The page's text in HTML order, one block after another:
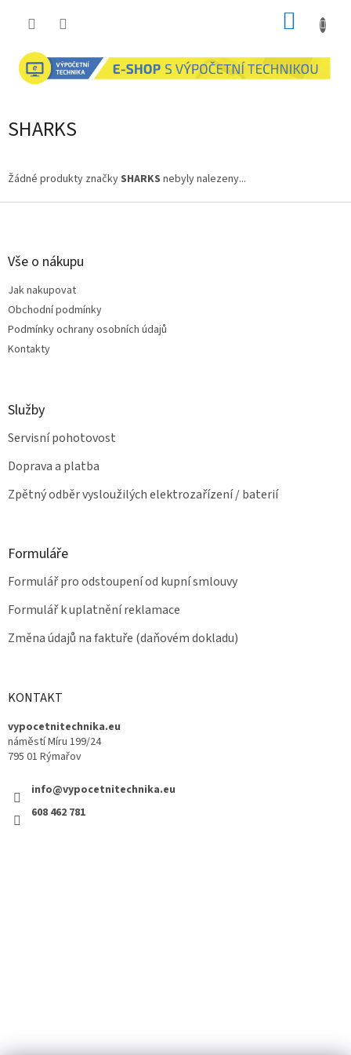
SHARKS
Žádné produkty značkySHARKS nebyly nalezeny...
Z
Vše o nákupu
Jak nakupovat
Obchodní podmínky
Podmínky ochrany osobních údajů
Kontakty
Služby
Servisní pohotovost
Doprava a platba
Zpětný odběr vysloužilých elektrozařízení / baterií
Formuláře
Formulář pro odstoupení od kupní smlouvy
Formulář k uplatnění reklamace
Změna údajů na faktuře (daňovém dokladu)
KONTAKT
vypocetnitechnika.eu
náměstí Míru 199/24
795 01 Rýmařov
info@vypocetnitechnika.eu
608 462 781